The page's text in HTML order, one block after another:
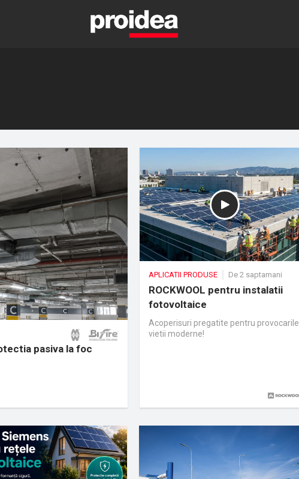
pasiva la foc
APLICATII PRODUSE De 2 saptamani
ROCKWOOL pentru instalatii
fotovoltaice
Acoperisuri pregatite pentru provocarile
vietii moderne!